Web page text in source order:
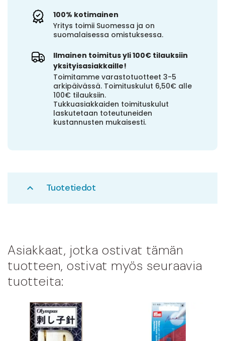
100% kotimainen
Yritys toimii Suomessa ja on
suomalaisessa omistuksessa.
Ilmainen toimitus yli 100€ tilauksiin
yksityisasiakkaille!
Toimitamme varastotuotteet 3-5
arkipäivässä. Toimituskulut 6,50€ alle
100€ tilauksiin.
Tukkuasiakkaiden toimituskulut
laskutetaan toteutuneiden
kustannusten mukaisesti.
expand_less Tuotetiedot
Asiakkaat, jotka ostivat tämän
tuotteen, ostivat myös seuraavia
tuotteita: